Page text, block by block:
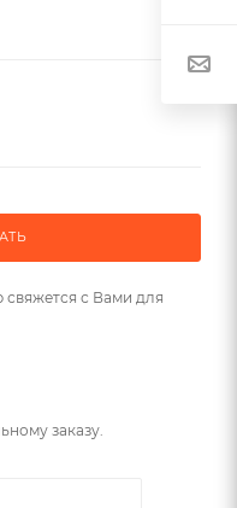
свяжется с Вами для
заказу.